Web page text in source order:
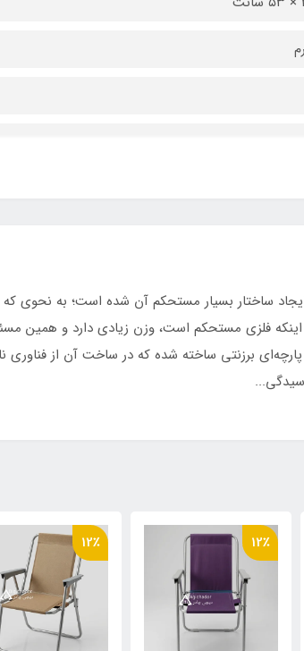
ساختار بسیار مستحکم آن شده است؛ به نحوی
اینکه فلزی مستحکم است، وزن زیادی دارد و
برزنتی ساخته شده که در ساخت آن از
12٪ 12٪